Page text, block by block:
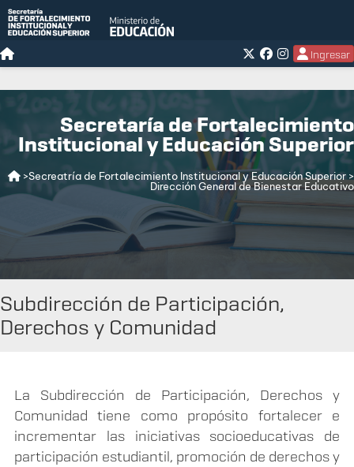
Ingresar
Secretaría de Fortalecimiento
Institucional y Educación Superior
>Secreatría de Fortalecimiento Institucional y Educación Superior >
Dirección General de Bienestar Educativo
Subdirección de Participación,
Derechos y Comunidad
La Subdirección de Participación, Derechos y
Comunidad tiene como propósito fortalecer e
incrementar las iniciativas socioeducativas de
participación estudiantil, promoción de derechos y